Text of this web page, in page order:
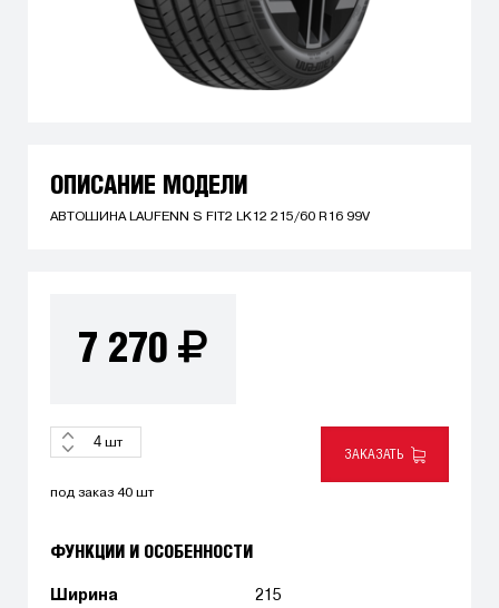
ОПИСАНИЕ МОДЕЛИ
АВТОШИНА LAUFENN S FIT2 LK12 215/60 R16 99V
7 270
шт
ЗАКАЗАТЬ
под заказ 40 шт
ФУНКЦИИ И ОСОБЕННОСТИ
Ширина
215